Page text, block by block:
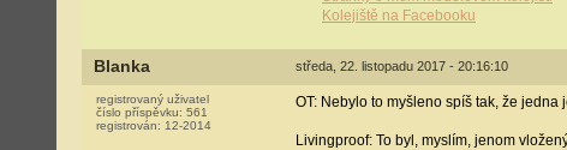
Kolejiště na Facebooku
Blanka středa, 22. listopadu 2017 - 20:16:10
registrovaný uživatel
číslo příspěvku: 561
registrován: 12-2014
OT: Nebylo to myšleno spíš tak, že
Livingproof: To byl, myslím, jenom